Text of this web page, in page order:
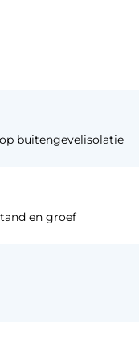
buitengevelisolatie
en groef